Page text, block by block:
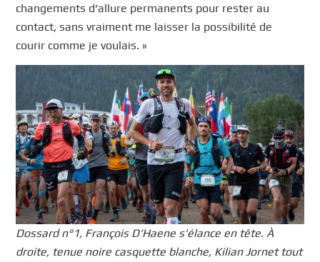
changements d’allure permanents pour rester au
contact, sans vraiment me laisser la possibilité de
courir comme je voulais. »
Dossard n°1, François D’Haene s’élance en tête. À
droite, tenue noire casquette blanche, Kilian Jornet tout